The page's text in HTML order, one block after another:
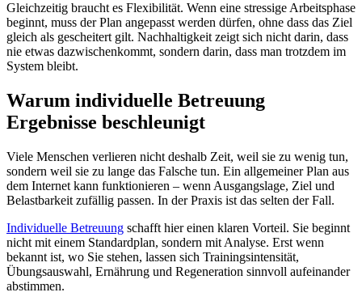
Gleichzeitig braucht es Flexibilität. Wenn eine stressige Arbeitsphase
beginnt, muss der Plan angepasst werden dürfen, ohne dass das Ziel
gleich als gescheitert gilt. Nachhaltigkeit zeigt sich nicht darin, dass
nie etwas dazwischenkommt, sondern darin, dass man trotzdem im
System bleibt.
Warum individuelle Betreuung
Ergebnisse beschleunigt
Viele Menschen verlieren nicht deshalb Zeit, weil sie zu wenig tun,
sondern weil sie zu lange das Falsche tun. Ein allgemeiner Plan aus
dem Internet kann funktionieren – wenn Ausgangslage, Ziel und
Belastbarkeit zufällig passen. In der Praxis ist das selten der Fall.
Individuelle Betreuung schafft hier einen klaren Vorteil. Sie beginnt
nicht mit einem Standardplan, sondern mit Analyse. Erst wenn
bekannt ist, wo Sie stehen, lassen sich Trainingsintensität,
Übungsauswahl, Ernährung und Regeneration sinnvoll aufeinander
abstimmen.